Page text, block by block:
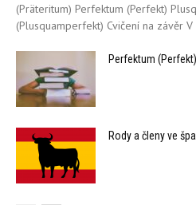
(Präteritum) Perfektum (Perfekt)
(Plusquamperfekt) Cvičení na závěr V
Perfektum
Rody a členy ve